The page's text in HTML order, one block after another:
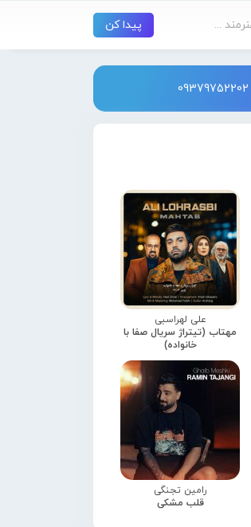
علی لهراسبی
مهتاب (تیتراژ سریال صفا با
خانواده)
رامین تجنگی
قلب مشکی